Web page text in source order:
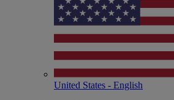
United States - English